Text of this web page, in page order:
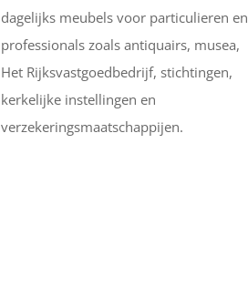
dagelijks meubels voor particulieren en
professionals zoals antiquairs, musea,
Het Rijksvastgoedbedrijf, stichtingen,
kerkelijke instellingen en
verzekeringsmaatschappijen.